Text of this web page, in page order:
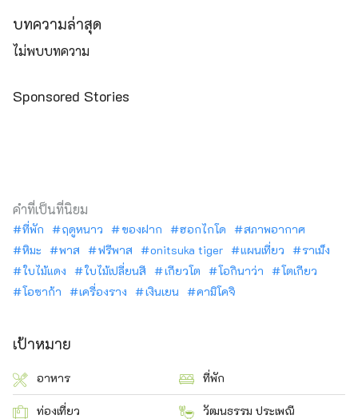
บทความล่าสุด
ไม่พบบทความ
Sponsored Stories
คำที่เป็นที่นิยม
ที่พัก ฤดูหนาว ของฝาก ฮอกไกโด
สภาพอากาศ
หิมะ
พาส ฟรีพาส onitsuka tiger แผนเที่ยว
ราเม็ง
ใบไม้แดง
ใบไม้เปลี่ยนสี เกียวโต โอกินาว่า
โตเกียว
โอซาก้า
เครื่องราง เงินเยน คามิโคจิ
เป้าหมาย
อาหาร ที่พัก
ท่องเที่ยว วัฒนธรรม ประเพณี